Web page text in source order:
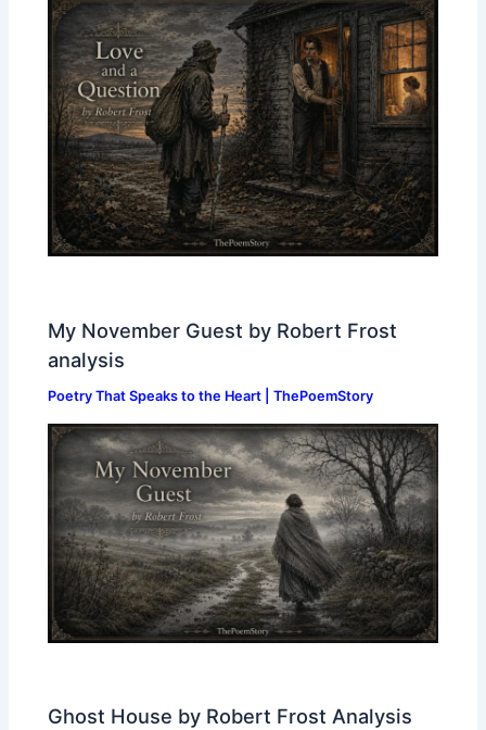
My November Guest by Robert Frost
analysis
Poetry That Speaks to the Heart | ThePoemStory
Ghost House by Robert Frost Analysis